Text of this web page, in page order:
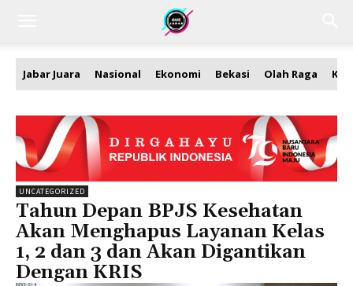
Jabar Juara Nasional Ekonomi Bekasi Olah Raga
UNCATEGORIZED
Tahun Depan BPJS Kesehatan
Akan Menghapus Layanan Kelas
1, 2 dan 3 dan Akan Digantikan
Dengan KRIS